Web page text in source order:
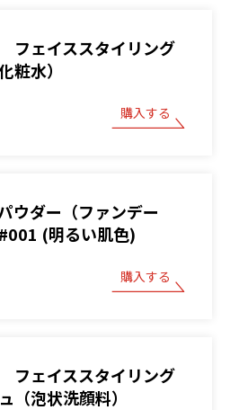
フェイススタイリング
粧水）
購入する
ウダー（ファンデー
(明るい肌色)
購入する
フェイススタイリング
（泡状洗顔料）